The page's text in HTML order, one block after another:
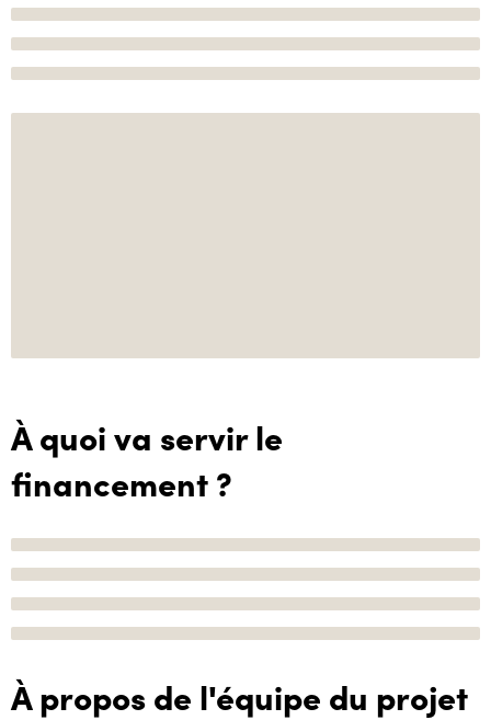
À quoi va servir le
financement ?
À propos de l'équipe du projet